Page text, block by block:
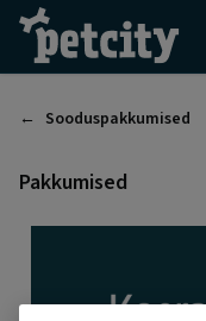
Sooduspakkumised
Pakkumised